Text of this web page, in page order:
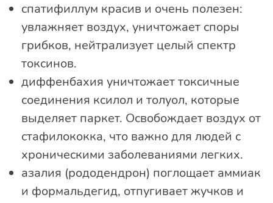
спатифиллум красив и очень полезен:
увлажняет воздух, уничтожает споры
грибков, нейтрализует целый спектр
токсинов.
диффенбахия уничтожает токсичные
соединения ксилол и толуол, которые
выделяет паркет. Освобождает воздух от
стафилококка, что важно для людей с
хроническими заболеваниями легких.
азалия (рододендрон) поглощает аммиак
и формальдегид, отпугивает жучков и